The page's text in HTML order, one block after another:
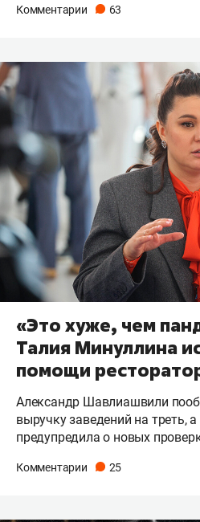
Комментарии 63
«Это хуже, чем
Талия Минуллина
помощи
Александр Шавлиашвили
выручку заведений на треть,
предупредила о новых
Комментарии 25